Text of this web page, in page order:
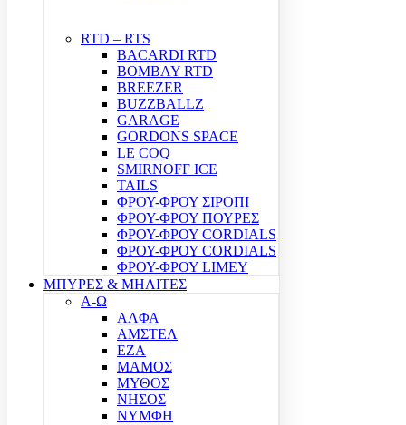
RTD – RTS
BACARDI RTD
BOMBAY RTD
BREEZER
BUZZBALLZ
GARAGE
GORDONS SPACE
LE COQ
SMIRNOFF ICE
TAILS
ΦΡΟΥ-ΦΡΟΥ ΣΙΡΟΠΙ
ΦΡΟΥ-ΦΡΟΥ ΠΟΥΡΕΣ
ΦΡΟΥ-ΦΡΟΥ CORDIALS
ΦΡΟΥ-ΦΡΟΥ CORDIALS
ΦΡΟΥ-ΦΡΟΥ LIMEY
ΜΠΥΡΕΣ & ΜΗΛΙΤΕΣ
Α-Ω
ΑΛΦΑ
ΑΜΣΤΕΛ
ΕΖΑ
ΜΑΜΟΣ
ΜΥΘΟΣ
ΝΗΣΟΣ
ΝΥΜΦΗ